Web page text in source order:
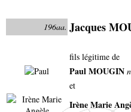
196aa. Jacques
fils légitime de
Paul MOUGIN
et
Irène Marie